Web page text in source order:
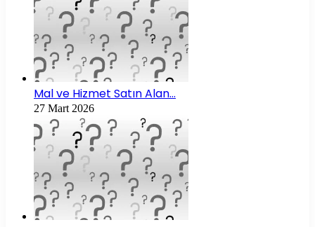
Mal ve Hizmet Satın Alan…
27 Mart 2026